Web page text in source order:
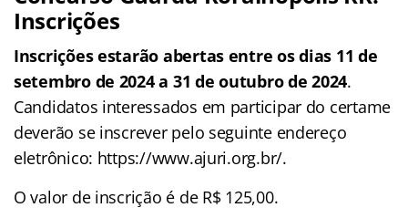
Inscrições
Inscrições estarão abertas entre os dias 11 de
setembro de 2024 a 31 de outubro de 2024.
Candidatos interessados em participar do certame
deverão se inscrever pelo seguinte endereço
eletrônico: https://www.ajuri.org.br/.
O valor de inscrição é de R$ 125,00.